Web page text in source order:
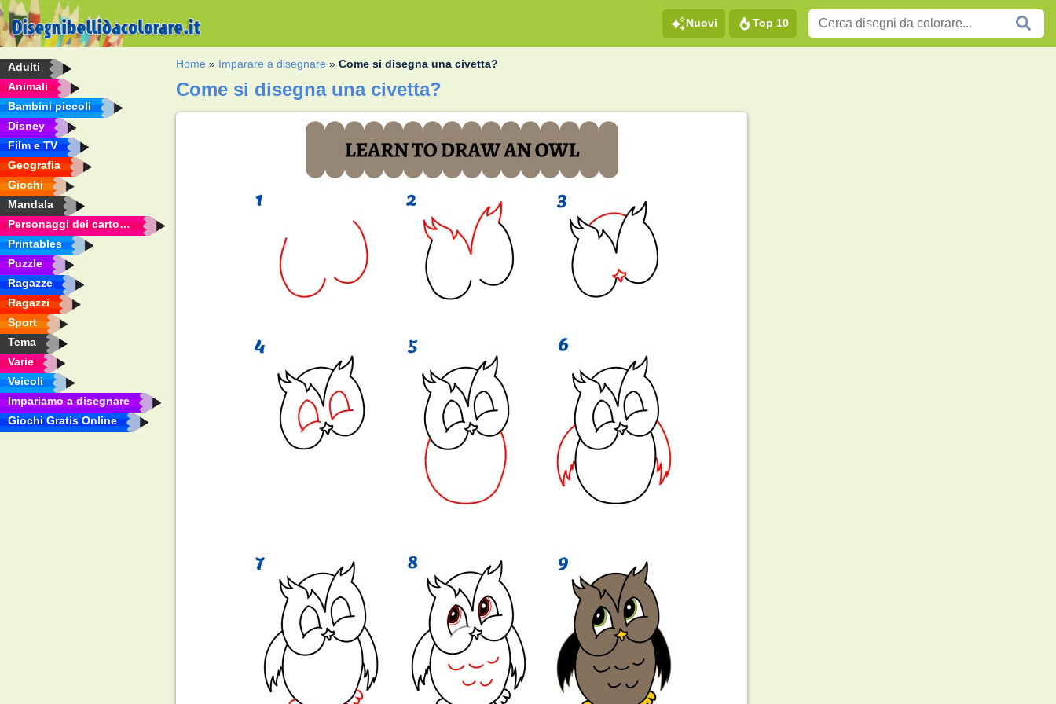
Nuovi Top 10
Adulti
Animali
Bambini piccoli
Disney
Film e TV
Geografia
Giochi
Mandala
Personaggi dei cartoni animati
Printables
Puzzle
Ragazze
Ragazzi
Sport
Tema
Varie
Veicoli
Impariamo a disegnare
Giochi Gratis Online
Home » Imparare a disegnare »Come si disegna una civetta?
Come si disegna una civetta?